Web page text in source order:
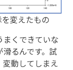
変えたもの
まくできていな
るんです。試
変動してしまえ